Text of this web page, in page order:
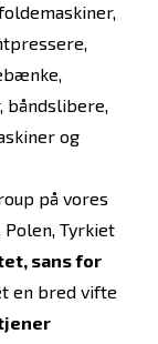
båndslibere,
og
på vores
Tyrkiet
sans for
en bred vifte